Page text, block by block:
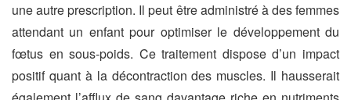
une autre prescription. Il peut être administré à des femmes
attendant un enfant pour optimiser le développement du
fœtus en sous-poids. Ce traitement dispose d’un impact
positif quant à la décontraction des muscles. Il hausserait